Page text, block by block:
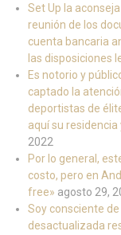
Set Up la
reunión de los
cuenta bancaria
las disposiciones
Es notorio y
captado la
deportistas de
aquí su
2022
Por lo general,
costo, pero en
free» agosto 29,
Soy consciente
desactualizada